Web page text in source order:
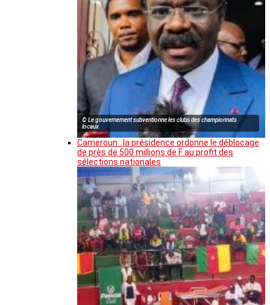
© Le gouvernement subventionne les clubs des championnats
locaux
Cameroun : la présidence ordonne le déblocage
de près de 500 millions de F au profit des
sélections nationales